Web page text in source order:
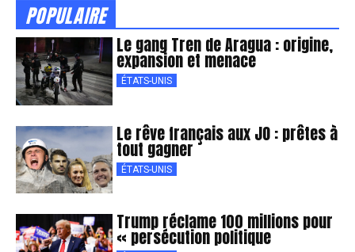
POPULAIRE
Le gang Tren de Aragua : origine,
expansion et menace
ÉTATS-UNIS
Le rêve français aux JO : prêtes à
tout gagner
ÉTATS-UNIS
Trump réclame 100 millions pour
« persécution politique